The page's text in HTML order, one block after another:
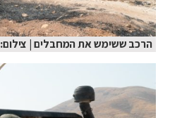
הרכב ששימש את המחבלים| צילום: